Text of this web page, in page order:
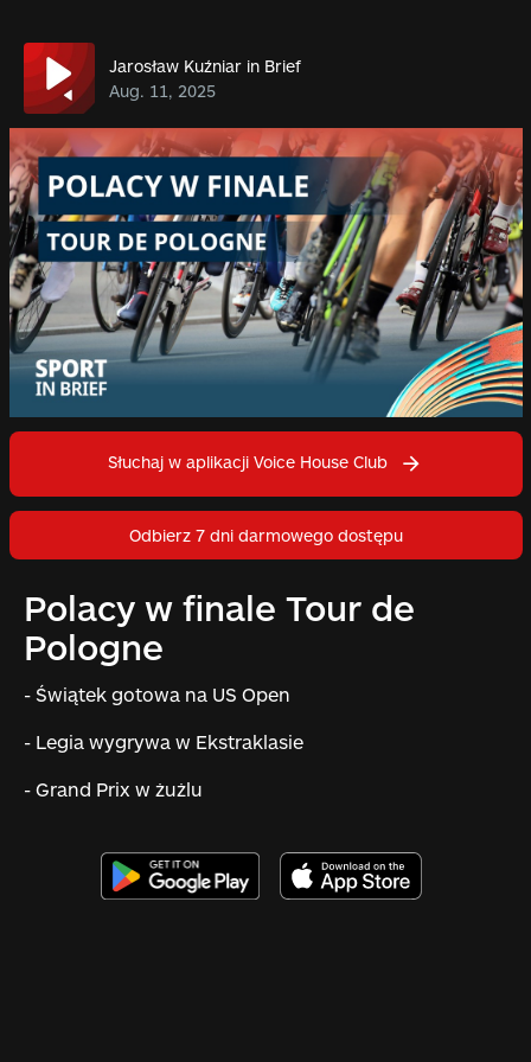
Jarosław Kuźniar in Brief
Aug. 11, 2025
Słuchaj w aplikacji Voice House Club
Odbierz 7 dni darmowego dostępu
Polacy w finale Tour de
Pologne
- Świątek gotowa na US Open
- Legia wygrywa w Ekstraklasie
- Grand Prix w żużlu